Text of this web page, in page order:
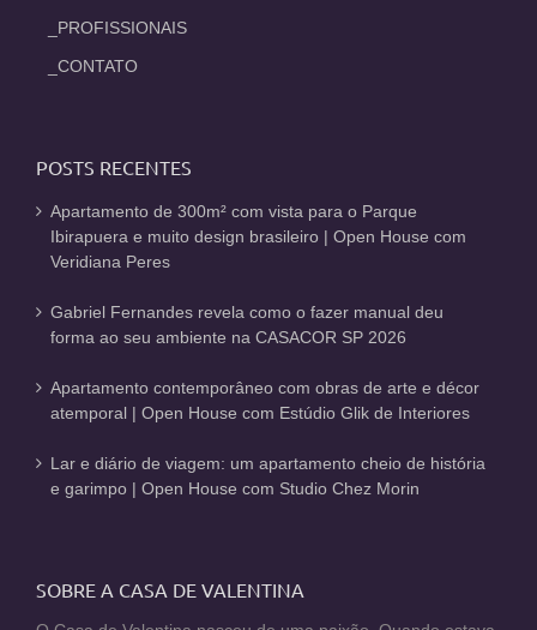
_PROFISSIONAIS
_CONTATO
POSTS RECENTES
Apartamento de 300m² com vista para o Parque
Ibirapuera e muito design brasileiro | Open House com
Veridiana Peres
Gabriel Fernandes revela como o fazer manual deu
forma ao seu ambiente na CASACOR SP 2026
Apartamento contemporâneo com obras de arte e décor
atemporal | Open House com Estúdio Glik de Interiores
Lar e diário de viagem: um apartamento cheio de história
e garimpo | Open House com Studio Chez Morin
SOBRE A CASA DE VALENTINA